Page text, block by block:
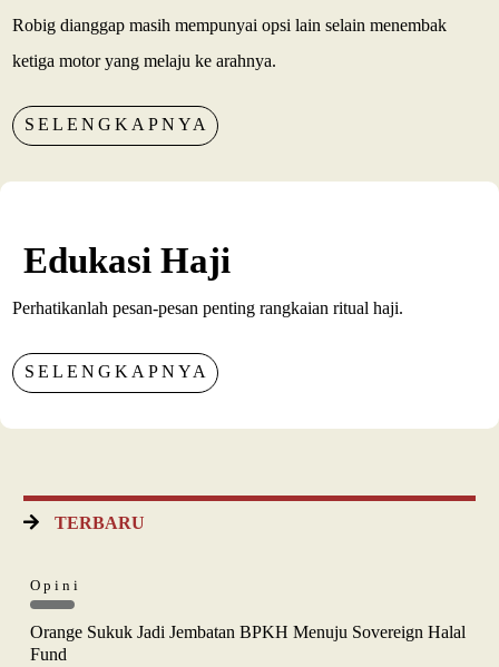
Robig dianggap masih mempunyai opsi lain selain menembak
ketiga motor yang melaju ke arahnya.
SELENGKAPNYA
Edukasi Haji
Perhatikanlah pesan-pesan penting rangkaian ritual haji.
SELENGKAPNYA
TERBARU
Opini
Orange Sukuk Jadi Jembatan BPKH Menuju Sovereign Halal
Fund